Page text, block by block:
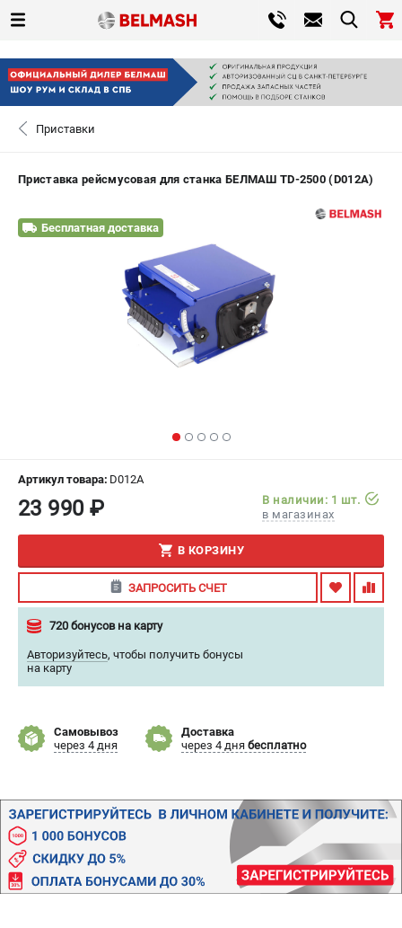
СЕРВИС
САНКТ-ПЕТЕРБУРГ
0
Сервисный центр
Гарантия
Правила обмена и возврата
ИНФОРМАЦИЯ
Контакты
Способы оплаты
О бренде
Политика обработки персональных данных
Новости
Бонусная программа
Как нас найти
Приставки
Приставка рейсмусовая для станка БЕЛМАШ TD-2500 (D012A)
Бесплатная доставка
Артикул товара: D012A
23 990 ₽
В наличии: 1 шт.
в магазинах
В КОРЗИНУ
ЗАПРОСИТЬ СЧЕТ
720 бонусов на карту
Авторизуйтесь, чтобы получить бонусы
на карту
Самовывоз
через 4 дня
Доставка
через 4 дня бесплатно